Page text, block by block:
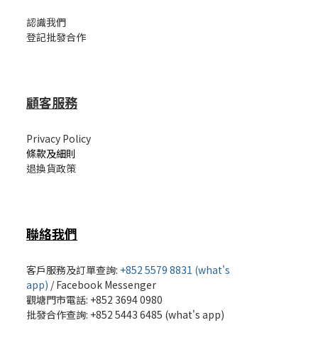
認識我們
登記批發合作
顧客服務
Privacy Policy
條款及細則
退換貨政策
聯絡我們
客戶服務及訂單查詢: +852 5579 8831 (what's
app) /Facebook Messenger
觀塘門市電話: +852 3694 0980
批發合作查詢: +852 5443 6485 (what's app)